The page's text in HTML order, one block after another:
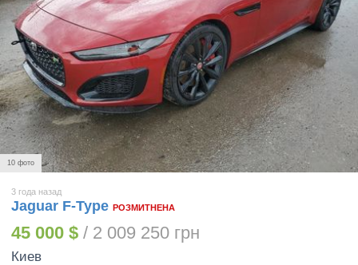
10 фото
3 года назад
Jaguar F-Type РОЗМИТНЕНА
45 000 $ / 2 009 250 грн
Киев